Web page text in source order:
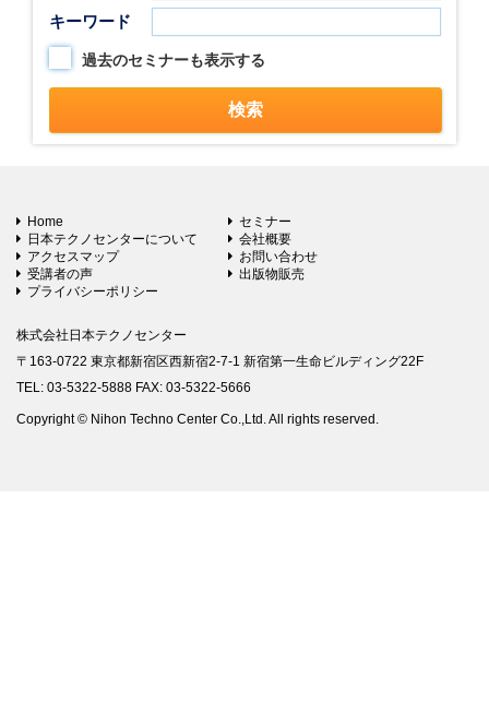
キーワード
過去のセミナーも表示する
Home
セミナー
日本テクノセンターについて
会社概要
アクセスマップ
お問い合わせ
受講者の声
出版物販売
プライバシーポリシー
株式会社日本テクノセンター
〒163-0722 東京都新宿区西新宿2-7-1 新宿第一生命ビルディング22F
TEL: 03-5322-5888 FAX: 03-5322-5666
Copyright © Nihon Techno Center Co.,Ltd. All rights reserved.